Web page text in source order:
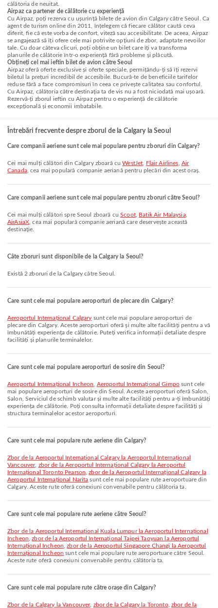
călătoria de neuitat.
Airpaz ca partener de călătorie cu experiență
Cu Airpaz, poți rezerva cu ușurință bilete de avion din Calgary către Seoul. Ca
agent de turism online din 2011, înțelegem că fiecare călător caută ceva
diferit, fie că este vorba de confort, viteză sau accesibilitate. De aceea, Airpaz
se angajează să îți ofere cele mai potrivite opțiuni de zbor, adaptate nevoilor
tale. Cu doar câteva clicuri, poți obține un bilet care îți va transforma
planurile de călătorie într-o experiență fără probleme și plăcută.
Obțineți cel mai ieftin bilet de avion către Seoul
Airpaz oferă oferte exclusive și oferte speciale, permițându-ți să îți rezervi
biletul la prețuri incredibil de accesibile. Bucură-te de beneficiile tarifelor
reduse fără a face compromisuri în ceea ce privește calitatea sau confortul.
Cu Airpaz, călătoria către destinația ta de vis nu a fost niciodată mai ușoară.
Rezervă-ți zborul ieftin cu Airpaz pentru o experiență de călătorie
excepțională și economii imbatabile.
Întrebări frecvente despre zborul de la Calgary la Seoul
Care companii aeriene sunt cele mai populare pentru zboruri din Calgary?
Cei mai mulți călători din Calgary zboară cuWestJet Flair Airlines Air
Canada, cea mai populară companie aeriană pentru plecări din acest oraș.
Care companii aeriene sunt cele mai populare pentru zboruri către Seoul?
Cei mai mulți călători spre Seoul zboară cuScoot, Batik Air Malaysia,
AirAsiaX , cea mai populară companie aeriană care deservește această
destinație.
Câte zboruri sunt disponibile de la Calgary la Seoul?
Există 2 zboruri de la Calgary către Seoul.
Care sunt cele mai populare aeroporturi de plecare din Calgary?
Aeroportul Internațional Calgary sunt cele mai populare aeroporturi de
plecare din Calgary. Aceste aeroporturi oferă și multe alte facilități pentru a vă
îmbunătăți experiența de călătorie. Puteți verifica informații detaliate despre
facilități și planurile terminalelor.
Care sunt cele mai populare aeroporturi de sosire din Seoul?
Aeroportul Internațional Incheon Aeroportul Internațional Gimposunt cele
mai populare aeroporturi de sosire din Seoul. Aceste aeroporturi oferă Salon,
Salon, Serviciul de schimb valutar și multe alte facilități pentru a-ți îmbunătăți
experiența de călătorie. Poți consulta informații detaliate despre facilități și
structura terminalelor acestor aeroporturi.
Care sunt cele mai populare rute aeriene din Calgary?
zbor de la Aeroportul Internațional Calgary la Aeroportul Internațional
Vancouver, zbor de la Aeroportul Internațional Calgary la Aeroportul
Internațional Toronto Pearson ,zbor de la Aeroportul Internațional Calgary la
Aeroportul Internațional Narita sunt cele mai populare rute aeroportuare din
Calgary. Aceste rute oferă conexiuni convenabile pentru călătoria ta.
Care sunt cele mai populare rute aeriene către Seoul?
zbor de la Aeroportul Internațional Kuala Lumpur la Aeroportul Internațional
Incheon ,zbor de la Aeroportul Internațional Taipei Taoyuan la Aeroportul
Internațional Incheon ,zbor de la Aeroportul Singapore Changi la Aeroportul
Internațional Incheon sunt cele mai populare rute aeroportuare către Seoul.
Aceste rute oferă conexiuni convenabile pentru călătoria ta.
Care sunt cele mai populare rute către orașe din Calgary?
zbor de la Calgary la Vancouver, zbor de la Calgary la Toronto, zbor de la